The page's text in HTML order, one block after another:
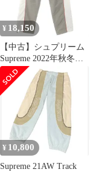
¥ 18,150
【中古】シュプリーム
Supreme 2022年秋冬
Paneled Track Pant ナイ
ロン トラックパンツ グ
レージュxレッド【サイ
ズS】【メンズ】
¥ 10,800
Supreme 21AW Track